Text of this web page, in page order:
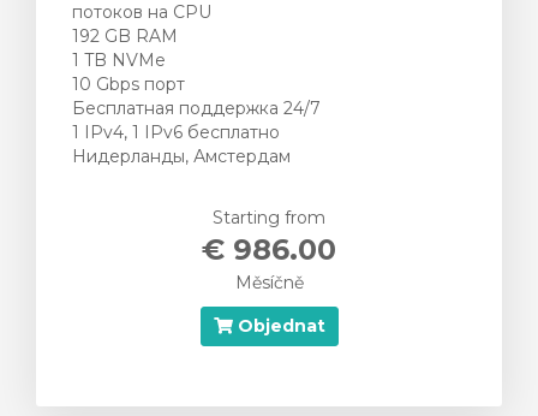
потоков на CPU
192 GB RAM
1 TB NVMe
10 Gbps порт
Бесплатная поддержка 24/7
1 IPv4, 1 IPv6 бесплатно
Нидерланды, Амстердам
Starting from
€ 986.00
Měsíčně
Objednat